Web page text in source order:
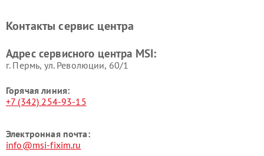
Контакты сервис центра
Адрес сервисного центра MSI:
г. Пермь, ул. ​Революции, 60/1
Горячая линия:
+7 (342) 254-93-15
Электронная почта:
info@msi-fixim.ru